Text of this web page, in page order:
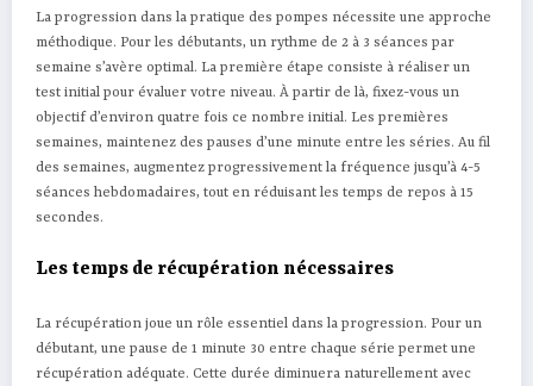
La progression dans la pratique des pompes nécessite une approche
méthodique. Pour les débutants, un rythme de 2 à 3 séances par
semaine s’avère optimal. La première étape consiste à réaliser un
test initial pour évaluer votre niveau. À partir de là, fixez-vous un
objectif d’environ quatre fois ce nombre initial. Les premières
semaines, maintenez des pauses d’une minute entre les séries. Au fil
des semaines, augmentez progressivement la fréquence jusqu’à 4-5
séances hebdomadaires, tout en réduisant les temps de repos à 15
secondes.
Les temps de récupération nécessaires
La récupération joue un rôle essentiel dans la progression. Pour un
débutant, une pause de 1 minute 30 entre chaque série permet une
récupération adéquate. Cette durée diminuera naturellement avec